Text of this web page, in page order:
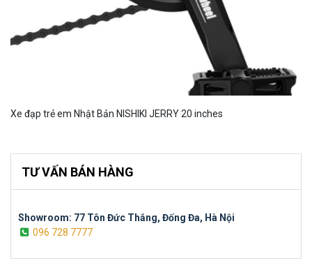
Xe đạp trẻ em Nhật Bản NISHIKI JERRY 20 inches
TƯ VẤN BÁN HÀNG
Showroom: 77 Tôn Đức Thắng, Đống Đa, Hà Nội
096 728 7777